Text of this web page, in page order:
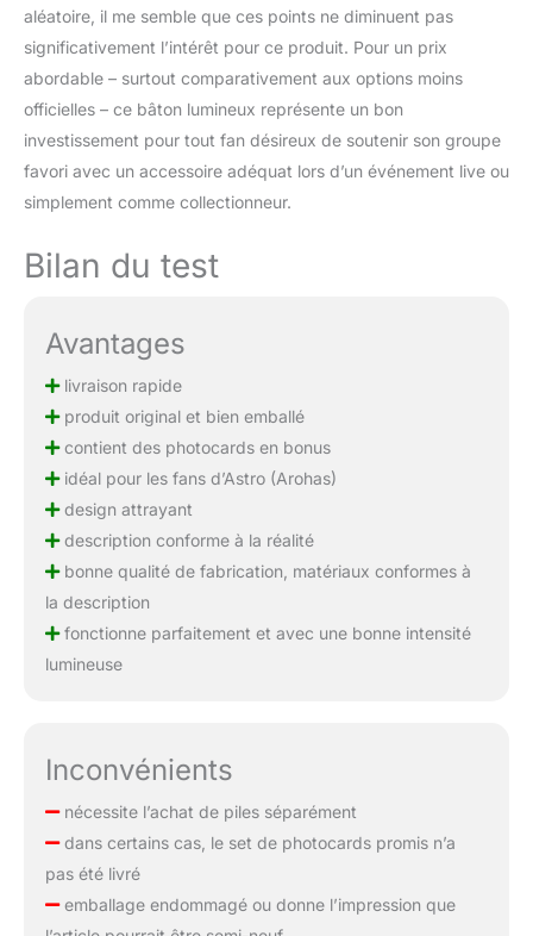
aléatoire, il me semble que ces points ne diminuent pas
significativement l’intérêt pour ce produit. Pour un prix
abordable – surtout comparativement aux options moins
officielles – ce bâton lumineux représente un bon
investissement pour tout fan désireux de soutenir son groupe
favori avec un accessoire adéquat lors d’un événement live ou
simplement comme collectionneur.
Bilan du test
Avantages
livraison rapide
produit original et bien emballé
contient des photocards en bonus
idéal pour les fans d’Astro (Arohas)
design attrayant
description conforme à la réalité
bonne qualité de fabrication, matériaux conformes à
la description
fonctionne parfaitement et avec une bonne intensité
lumineuse
Inconvénients
nécessite l’achat de piles séparément
dans certains cas, le set de photocards promis n’a
pas été livré
emballage endommagé ou donne l’impression que